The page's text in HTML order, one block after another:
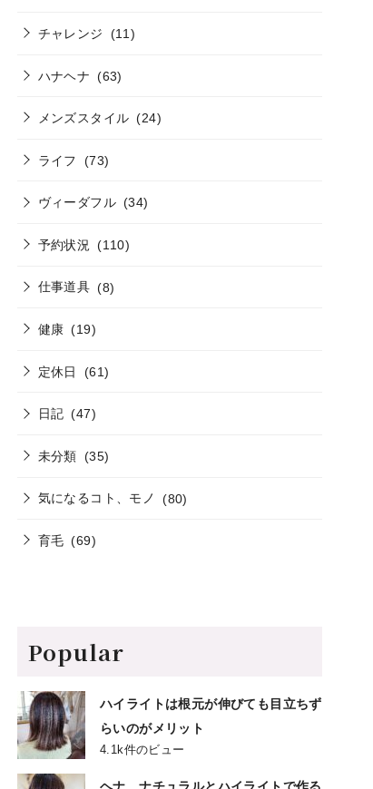
チャレンジ (11)
ハナヘナ (63)
メンズスタイル (24)
ライフ (73)
ヴィーダフル (34)
予約状況 (110)
仕事道具 (8)
健康 (19)
定休日 (61)
日記 (47)
未分類 (35)
気になるコト、モノ (80)
育毛 (69)
Popular
ハイライトは根元が伸びても目立ちず
らいのがメリット
4.1k件のビュー